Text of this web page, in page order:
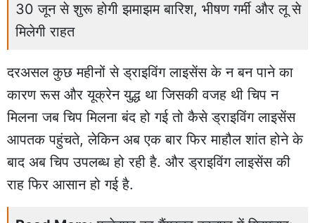
30 जून से शुरू होगी झमाझम बारिश, भीषण गर्मी और लू से
मिलेगी राहत
दरअसल कुछ महीनों से ड्राइविंग लाइसेंस के न बन पाने का
कारण रूस और यूक्रेन युद्ध था जिसकी वजह थी चिप न
मिलना जब चिप मिलना बंद हो गई तो कैसे ड्राइविंग लाइसेंस
आपतक पहुंचते, लेकिन अब एक बार फिर माहौल शांत होने के
बाद अब चिप उपलब्ध हो रही है. और ड्राइविंग लाइसेंस की
राह फिर आसान हो गई है.